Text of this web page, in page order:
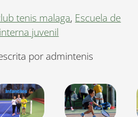
tenis malaga, Escuela de
juvenil
por admintenis